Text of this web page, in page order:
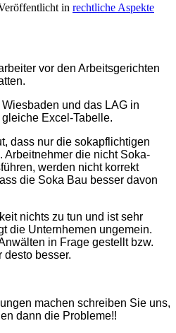
in rechtliche Aspekte
vor den Arbeitsgerichten
und das LAG in
Excel-Tabelle.
dass nur die sokapflichtigen
Arbeitnehmer die nicht Soka-
werden nicht korrekt
die Soka Bau besser davon
nichts zu tun und ist sehr
die Unternhemen ungemein.
in Frage gestellt bzw.
desto besser.
machen schreiben Sie uns,
dann die Probleme!!